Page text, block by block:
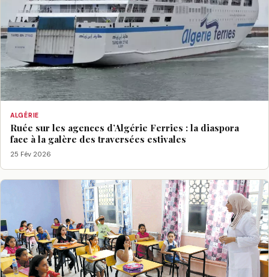
ALGÉRIE
Ruée sur les agences d’Algérie Ferries : la diaspora
face à la galère des traversées estivales
25 Fév 2026